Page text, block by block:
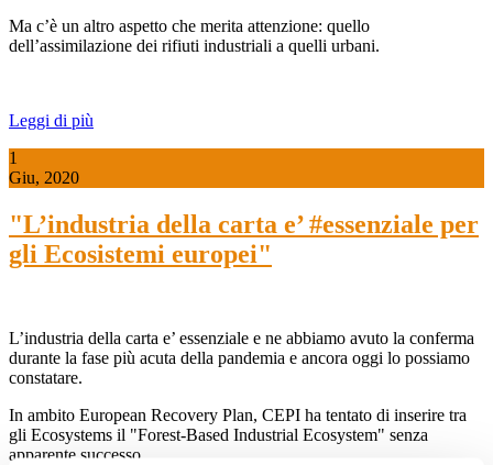
Ma c’è un altro aspetto che merita attenzione: quello
dell’assimilazione dei rifiuti industriali a quelli urbani.
Leggi di più
1
Giu, 2020
"L’industria della carta e’ #essenziale per
gli Ecosistemi europei"
L’industria della carta e’ essenziale e ne abbiamo avuto la conferma
durante la fase più acuta della pandemia e ancora oggi lo possiamo
constatare.
In ambito European Recovery Plan, CEPI ha tentato di inserire tra
gli Ecosystems il "Forest-Based Industrial Ecosystem" senza
apparente successo.